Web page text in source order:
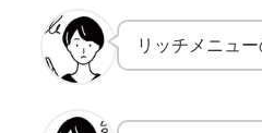
リッチメニュ